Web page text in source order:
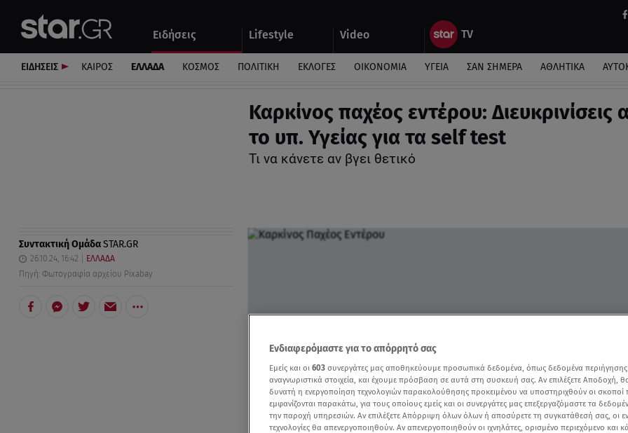
Ειδήσεις Lifestyle Video
Αυτοκίνητο
ΕΙΔΗΣΕΙΣ ΚΑΙΡΟΣ ΕΛΛΑΔΑ ΚΟΣΜΟΣ ΠΟΛΙΤΙΚΗ ΕΚΛΟΓΕΣ ΟΙΚΟΝΟΜΙΑ ΥΓΕΙΑ ΣΑΝ ΣΗΜΕΡΑ ΑΘΛΗΤΙΚΑ
Καρκίνος παχέος εντέρου: Διευκρινίσεις
το υπ. Υγείας για τα self test
Τι να κάνετε αν βγει θετικό
Συντακτική ΟμάδαSTAR.GR
26.10.24, 16:42
ΕΛΛΑΔΑ
Πηγή: Φωτογραφία αρχείου Pixabay
Ενδιαφερόμαστε για το απόρρητό σας
Εμείς και οι 603 συνεργάτες μας αποθηκεύουμε προσωπικά δεδομένα, όπως δεδομένα
αναγνωριστικά στοιχεία, και έχουμε πρόσβαση σε αυτά στη συσκευή σας. Αν επιλέξετε Αποδοχή,
δυνατή η ενεργοποίηση τεχνολογιών παρακολούθησης προκειμένου να υποστηριχθούν οι σκοποί
εμφανίζονται παρακάτω, για τους οποίους εμείς και οι συνεργάτες μας επεξεργαζόμαστε τα
την παροχή υπηρεσιών. Αν επιλέξετε Απόρριψη όλων όλων ή αποσύρετε τη συγκατάθεσή σας, οι
τεχνολογίες θα απενεργοποιηθούν. Αν απενεργοποιηθούν οι ιχνηλάτες, ορισμένο περιεχόμενο και